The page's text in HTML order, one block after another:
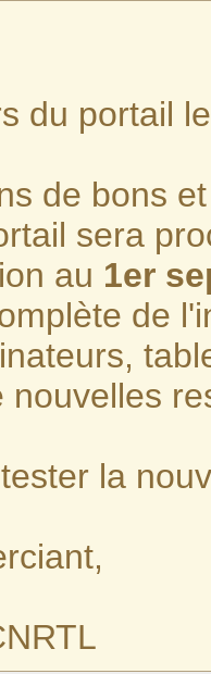
du portail
de bons
sera
au 1er
de
nouvelles
la